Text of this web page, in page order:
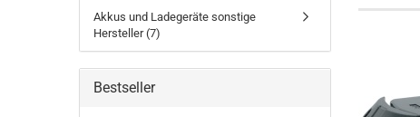
Akkus und Ladegeräte sonstige
Hersteller (7)
Bestseller